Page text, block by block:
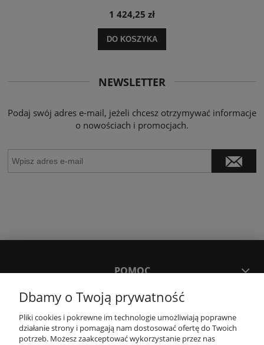
1 424,25 zł
DO KOSZYKA
NEWSLETTER
Podaj swój adres e-mail, jeżeli chcesz otrzymywać informacje
o nowościach i promocjach.
POMOC
MOJE KONTO
Dbamy o Twoją prywatność
Pliki cookies i pokrewne im technologie umożliwiają poprawne
działanie strony i pomagają nam dostosować ofertę do Twoich
potrzeb. Możesz zaakceptować wykorzystanie przez nas